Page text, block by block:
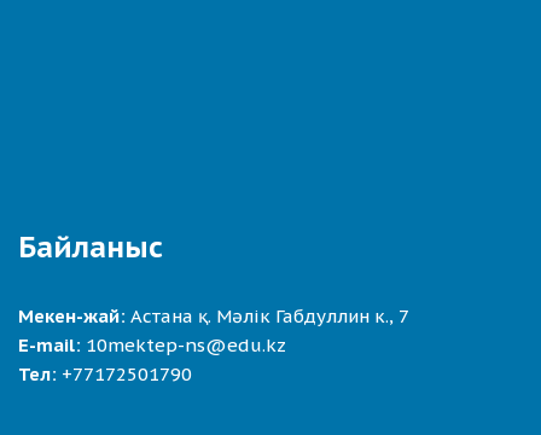
Байланыс
Мекен-жай: Астана қ. Мәлік Габдуллин к., 7
E-mail: 10mektep-ns@edu.kz
Тел: +77172501790